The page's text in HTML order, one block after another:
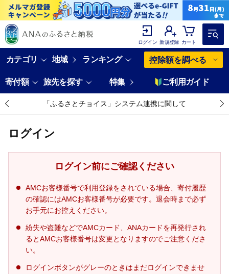
ログイン 新規登録 カート
カテゴリ 地域 ランキング 控除額を調べる
寄付額 旅先を探す 特集 ご利用ガイド
「ふるさとチョイス」システム連携に関して
ログイン
ログイン前にご確認ください
AMCお客様番号で利用登録をされている場合、寄付履歴
の確認にはAMCお客様番号が必要です。退会時まで必ず
お手元にお控えください。
紛失や盗難などでAMCカード、ANAカードを再発行され
るとAMCお客様番号は変更となりますのでご注意くださ
い。
ログインボタンがグレーのときはまだログインできませ